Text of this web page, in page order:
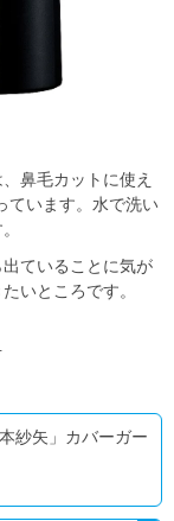
鼻毛カットに使え
ています。水で洗い
ていることに気が
いところです。
紗矢」カバーガー